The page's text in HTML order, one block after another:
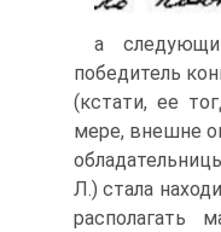
а
победитель
(кстати, ее
мере, внешне
Л.) стала
располагать